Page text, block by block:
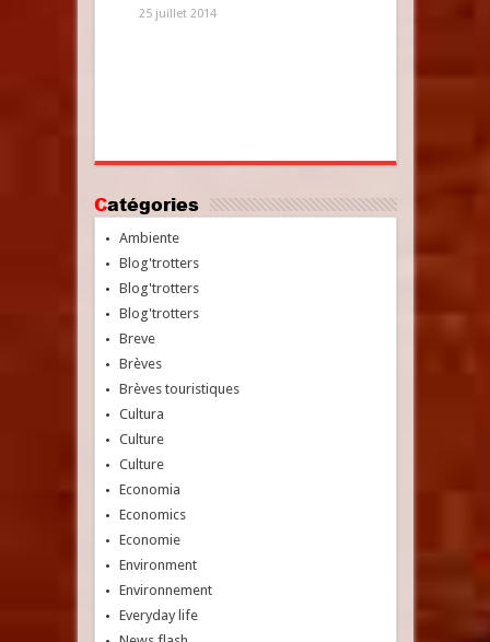
25 juillet 2014
Catégories
Ambiente
Blog'trotters
Blog'trotters
Blog'trotters
Breve
Brèves
Brèves touristiques
Cultura
Culture
Culture
Economia
Economics
Economie
Environment
Environnement
Everyday life